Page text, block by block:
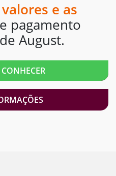
valores e as
pagamento
August.